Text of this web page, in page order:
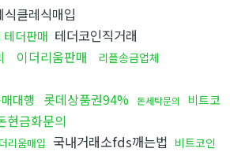
클레식매입
테더판매 테더코인직거래
이더리움판매 리플송금업체
대행 롯데상품권94% 돈세탁문의
비트코
현금화문의
리움매입 국내거래소fds깨는법 비트코인